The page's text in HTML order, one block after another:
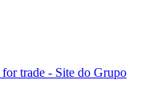
trade - Site do Grupo